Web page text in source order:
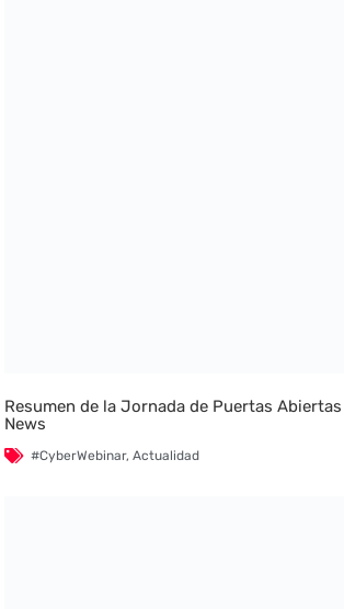
Resumen de la Jornada de Puertas
News
#CyberWebinar,Actualidad